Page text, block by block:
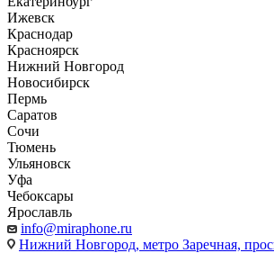
Ижевск
Краснодар
Красноярск
Нижний Новгород
Новосибирск
Пермь
Саратов
Сочи
Тюмень
Ульяновск
Уфа
Чебоксары
Ярославль
info@miraphone.ru
Нижний Новгород, метро Заречная,